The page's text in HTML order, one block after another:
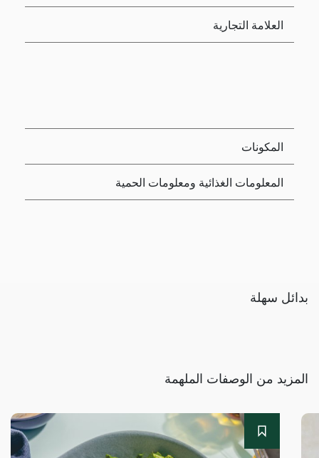
العلامة التجارية
المكونات
المعلومات الغذائية ومعلومات الحمية
بدائل سهلة
المزيد من الوصفات الملهمة